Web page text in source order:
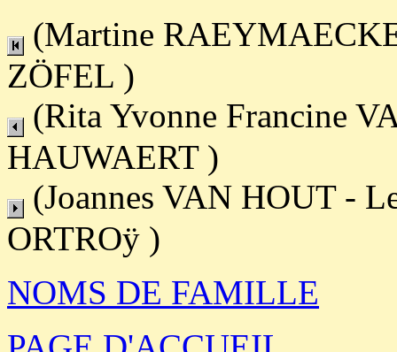
(Martine
ZÖFEL )
(Rita Yvonne Francine
HAUWAERT )
(Joannes VAN HOUT -
ORTROÿ )
NOMS DE FAMILLE